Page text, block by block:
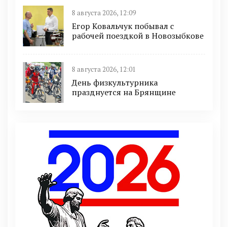
8 августа 2026, 12:09
Егор Ковальчук побывал с
рабочей поездкой в Новозыбкове
8 августа 2026, 12:01
День физкультурника
празднуется на Брянщине